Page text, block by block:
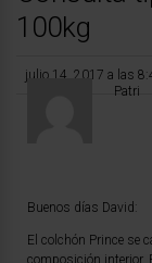
100kg
julio 14, 2017 a las
Patri
Buenos días David:
El colchón Prince se
composición interior.